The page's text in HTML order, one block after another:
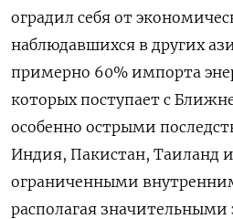
оградил себя от
наблюдавшихся в других
примерно ‌60% импорта
которых поступает с
особенно острыми
Индия, Пакистан, Таиланд
ограниченными
располагая